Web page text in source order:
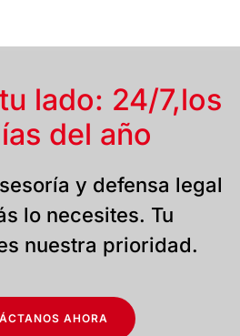
lado: 24/7,los
del año
y defensa legal
lo necesites. Tu
nuestra prioridad.
AHORA